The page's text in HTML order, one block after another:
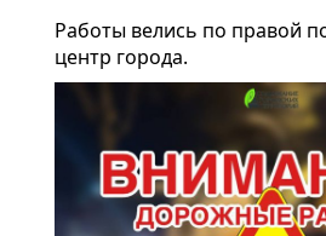
Работы велись по правой
центр города.